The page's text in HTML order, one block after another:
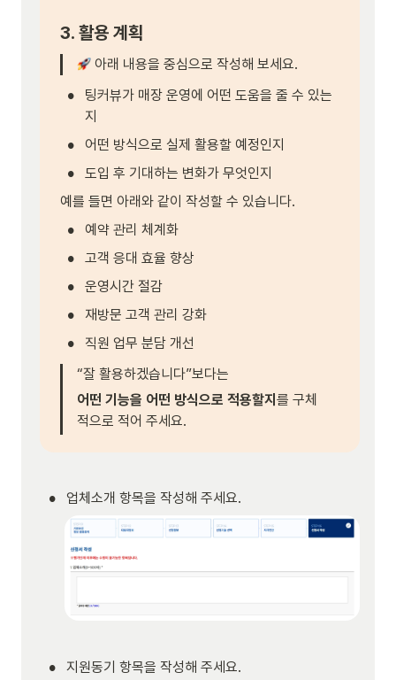
3. 활용 계획
아래 내용을 중심으로 작성해 보세요.
•
팅커뷰가 매장 운영에 어떤 도움을 줄 수 있는
지
• 어떤 방식으로 실제 활용할 예정인지
•
도입 후 기대하는 변화가 무엇인지
예를 들면 아래와 같이 작성할 수 있습니다.
• 예약 관리 체계화
• 고객 응대 효율 향상
• 운영시간 절감
• 재방문 고객 관리 강화
•
직원 업무 분담 개선
“잘 활용하겠습니다”보다는
어떤 기능을 어떤 방식으로 적용할지 를 구체
적으로 적어 주세요.
• 업체소개 항목을 작성해 주세요.
• 지원동기 항목을 작성해 주세요.